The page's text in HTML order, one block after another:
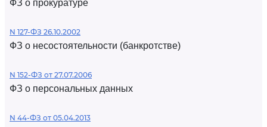
ФЗ о прокуратуре
N 127-ФЗ 26.10.2002
ФЗ о несостоятельности (банкротстве)
N 152-ФЗ от 27.07.2006
ФЗ о персональных данных
N 44-ФЗ от 05.04.2013